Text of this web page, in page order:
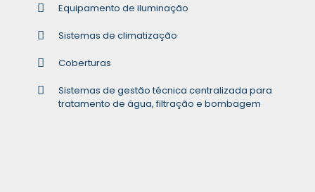
Equipamento de iluminação
Sistemas de climatização
Coberturas
Sistemas de gestão técnica centralizada para
tratamento de água, filtração e bombagem